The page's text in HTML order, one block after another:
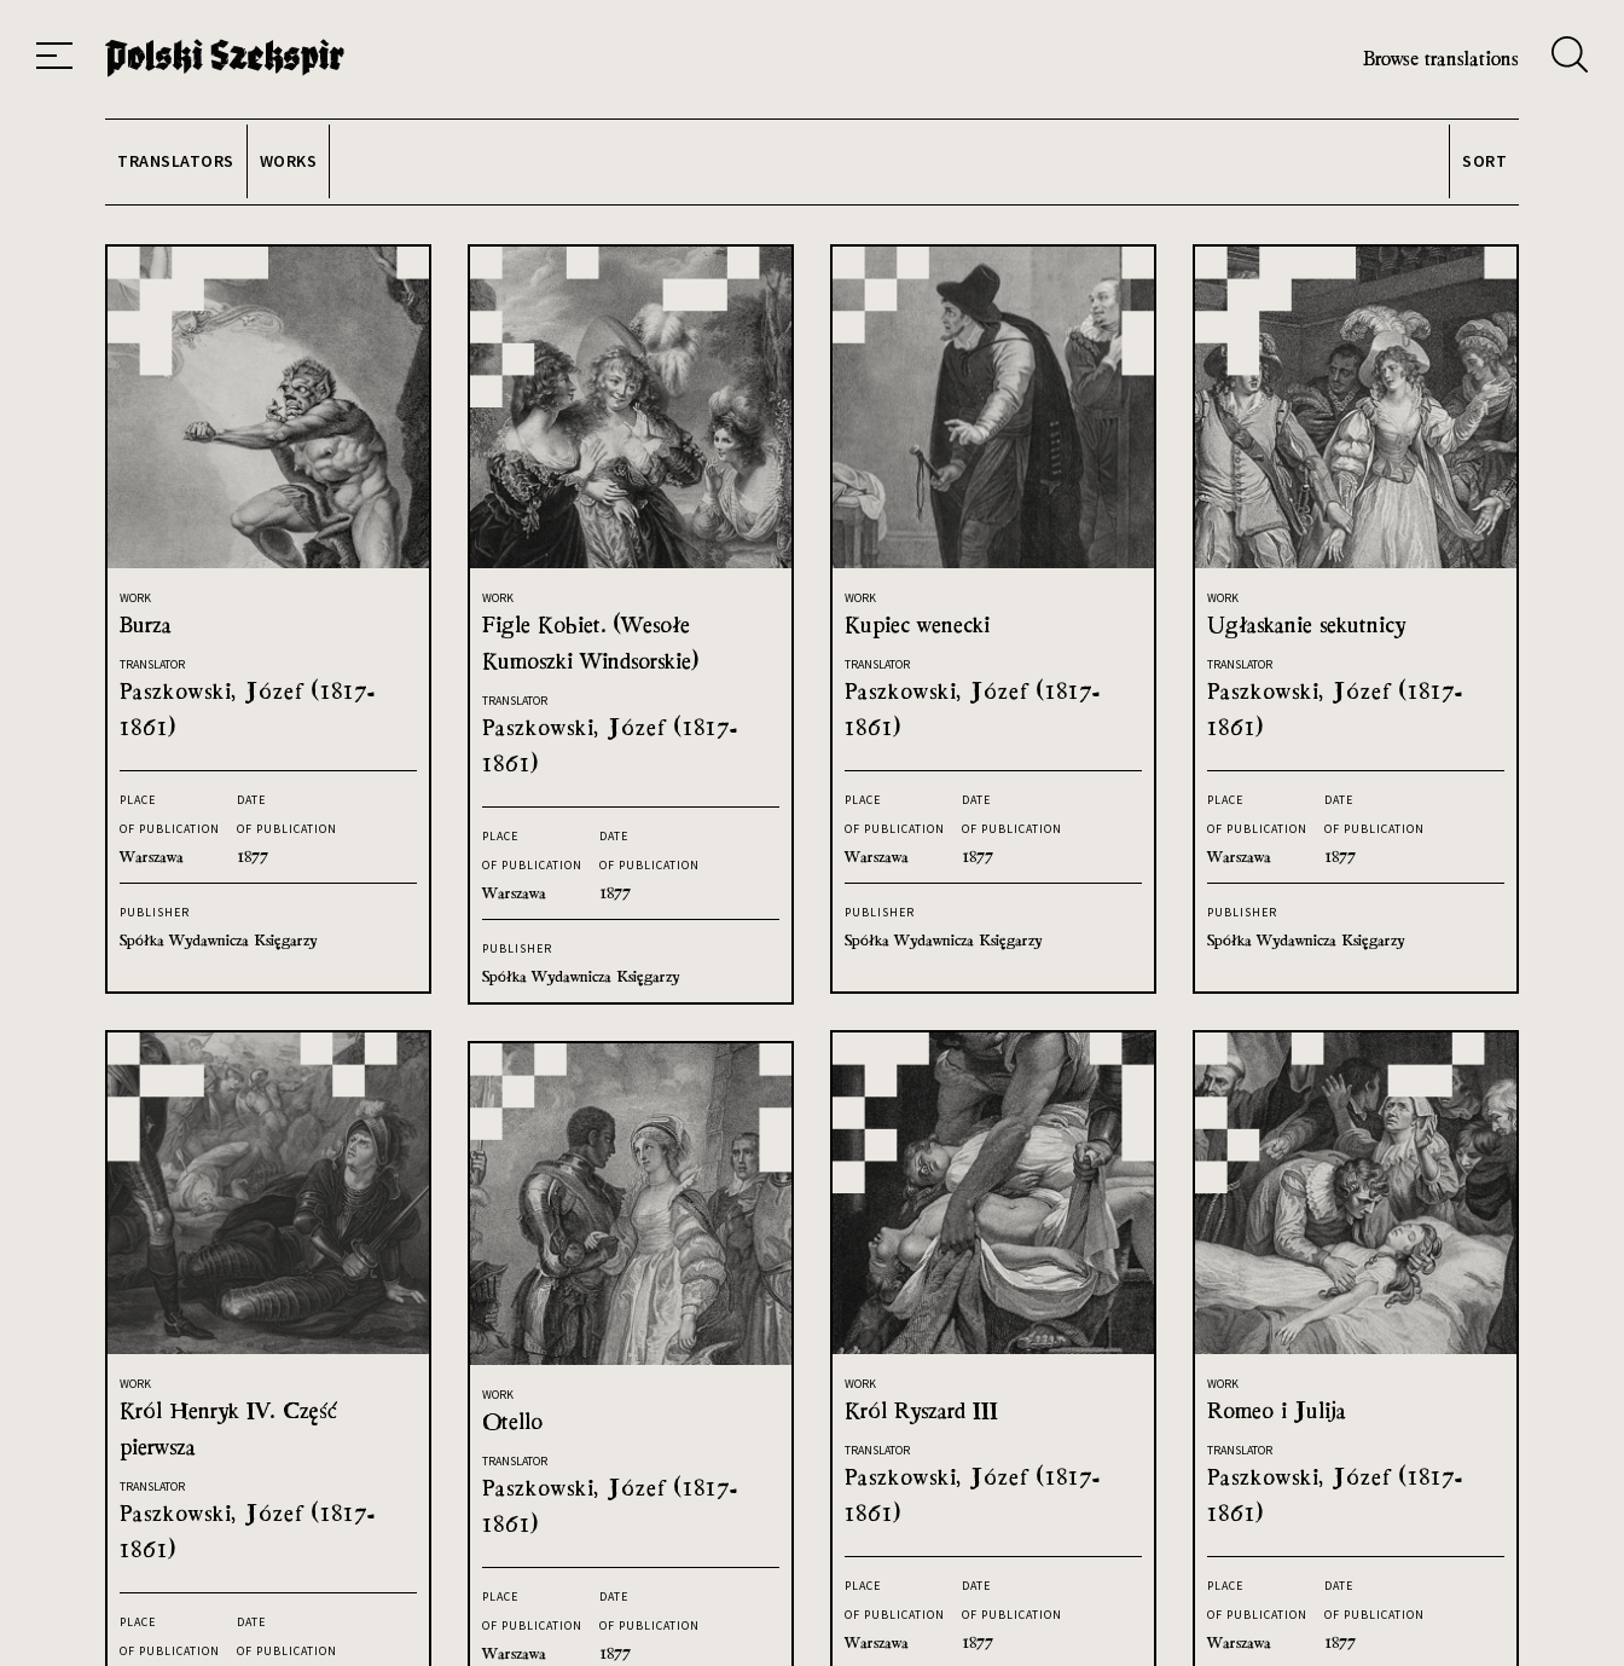
Browse translations
TRANSLATORS WORKS SORT
WORK
Burza
TRANSLATOR
Paszkowski, Józef (1817-
1861)
PLACE
OF PUBLICATION
Warszawa
DATE
OF PUBLICATION
1877
PUBLISHER
Spółka Wydawnicza Księgarzy
WORK
Figle Kobiet. (Wesołe
Kumoszki Windsorskie)
TRANSLATOR
Paszkowski, Józef (1817-
1861)
PLACE
OF PUBLICATION
Warszawa
DATE
OF PUBLICATION
1877
PUBLISHER
Spółka Wydawnicza Księgarzy
WORK
Kupiec wenecki
TRANSLATOR
Paszkowski, Józef (1817-
1861)
PLACE
OF PUBLICATION
Warszawa
DATE
OF PUBLICATION
1877
PUBLISHER
Spółka Wydawnicza Księgarzy
WORK
Ugłaskanie sekutnicy
TRANSLATOR
Paszkowski, Józef (1817-
1861)
PLACE
OF PUBLICATION
Warszawa
DATE
OF PUBLICATION
1877
PUBLISHER
Spółka Wydawnicza Księgarzy
WORK
Król Henryk IV. Część
pierwsza
TRANSLATOR
Paszkowski, Józef (1817-
1861)
PLACE
OF PUBLICATION
DATE
OF PUBLICATION
WORK
Król Ryszard III
TRANSLATOR
Paszkowski, Józef (1817-
1861)
PLACE
OF PUBLICATION
Warszawa
DATE
OF PUBLICATION
1877
WORK
Romeo i Julija
TRANSLATOR
Paszkowski, Józef (1817-
1861)
PLACE
OF PUBLICATION
Warszawa
DATE
OF PUBLICATION
1877
WORK
Otello
TRANSLATOR
Paszkowski, Józef (1817-
1861)
PLACE
OF PUBLICATION
Warszawa
DATE
OF PUBLICATION
1877